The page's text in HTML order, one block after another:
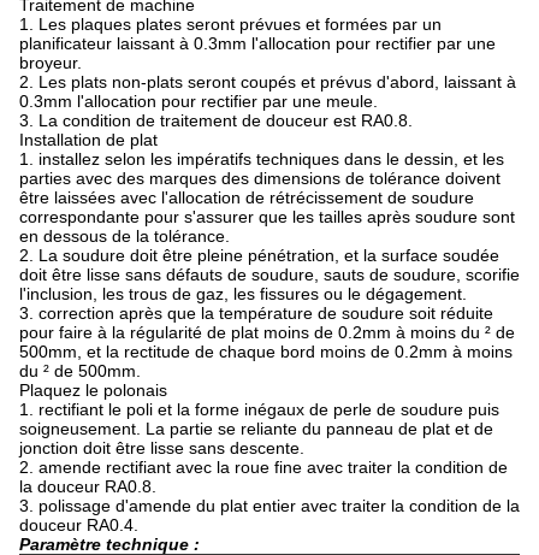
Traitement de machine
1. Les plaques plates seront prévues et formées par un
planificateur laissant à 0.3mm l'allocation pour rectifier par une
broyeur.
2. Les plats non-plats seront coupés et prévus d'abord, laissant à
0.3mm l'allocation pour rectifier par une meule.
3. La condition de traitement de douceur est RA0.8.
Installation de plat
1. installez selon les impératifs techniques dans le dessin, et les
parties avec des marques des dimensions de tolérance doivent
être laissées avec l'allocation de rétrécissement de soudure
correspondante pour s'assurer que les tailles après soudure sont
en dessous de la tolérance.
2. La soudure doit être pleine pénétration, et la surface soudée
doit être lisse sans défauts de soudure, sauts de soudure, scorifie
l'inclusion, les trous de gaz, les fissures ou le dégagement.
3. correction après que la température de soudure soit réduite
pour faire à la régularité de plat moins de 0.2mm à moins du ² de
500mm, et la rectitude de chaque bord moins de 0.2mm à moins
du ² de 500mm.
Plaquez le polonais
1. rectifiant le poli et la forme inégaux de perle de soudure puis
soigneusement. La partie se reliante du panneau de plat et de
jonction doit être lisse sans descente.
2. amende rectifiant avec la roue fine avec traiter la condition de
la douceur RA0.8.
3. polissage d'amende du plat entier avec traiter la condition de la
douceur RA0.4.
Paramètre technique :